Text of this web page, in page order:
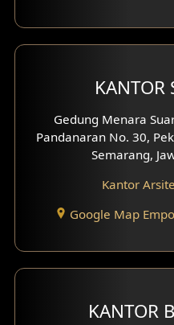
KANTOR
Gedung Menara
Pandanaran No. 30,
Semarang,
Kantor
Google Map
KANTOR